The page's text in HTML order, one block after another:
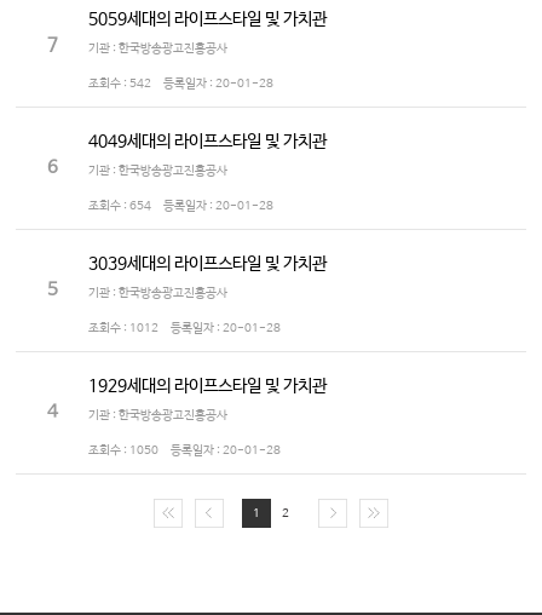
7
5059세대의 라이프스타일 및 가치관
기관 : 한국방송광고진흥공사
조회수 : 542 등록일자 : 20-01-28
6
4049세대의 라이프스타일 및 가치관
기관 : 한국방송광고진흥공사
조회수 : 654 등록일자 : 20-01-28
5
3039세대의 라이프스타일 및 가치관
기관 : 한국방송광고진흥공사
조회수 : 1012 등록일자 : 20-01-28
4
1929세대의 라이프스타일 및 가치관
기관 : 한국방송광고진흥공사
조회수 : 1050 등록일자 : 20-01-28
1 2